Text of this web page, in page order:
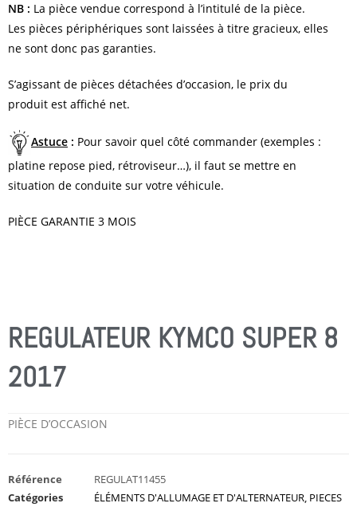
NB : La pièce vendue correspond à l’intitulé de la pièce.
Les pièces périphériques sont laissées à titre gracieux, elles
ne sont donc pas garanties.
S’agissant de pièces détachées d’occasion, le prix du
produit est affiché net.
Astuce : Pour savoir quel côté commander (exemples :
platine repose pied, rétroviseur…), il faut se mettre en
situation de conduite sur votre véhicule.
PIÈCE GARANTIE 3 MOIS
REGULATEUR KYMCO SUPER 8
2017
PIÈCE D’OCCASION
Référence
REGULAT11455
Catégories
ÉLÉMENTS D'ALLUMAGE ET D'ALTERNATEUR, PIECES